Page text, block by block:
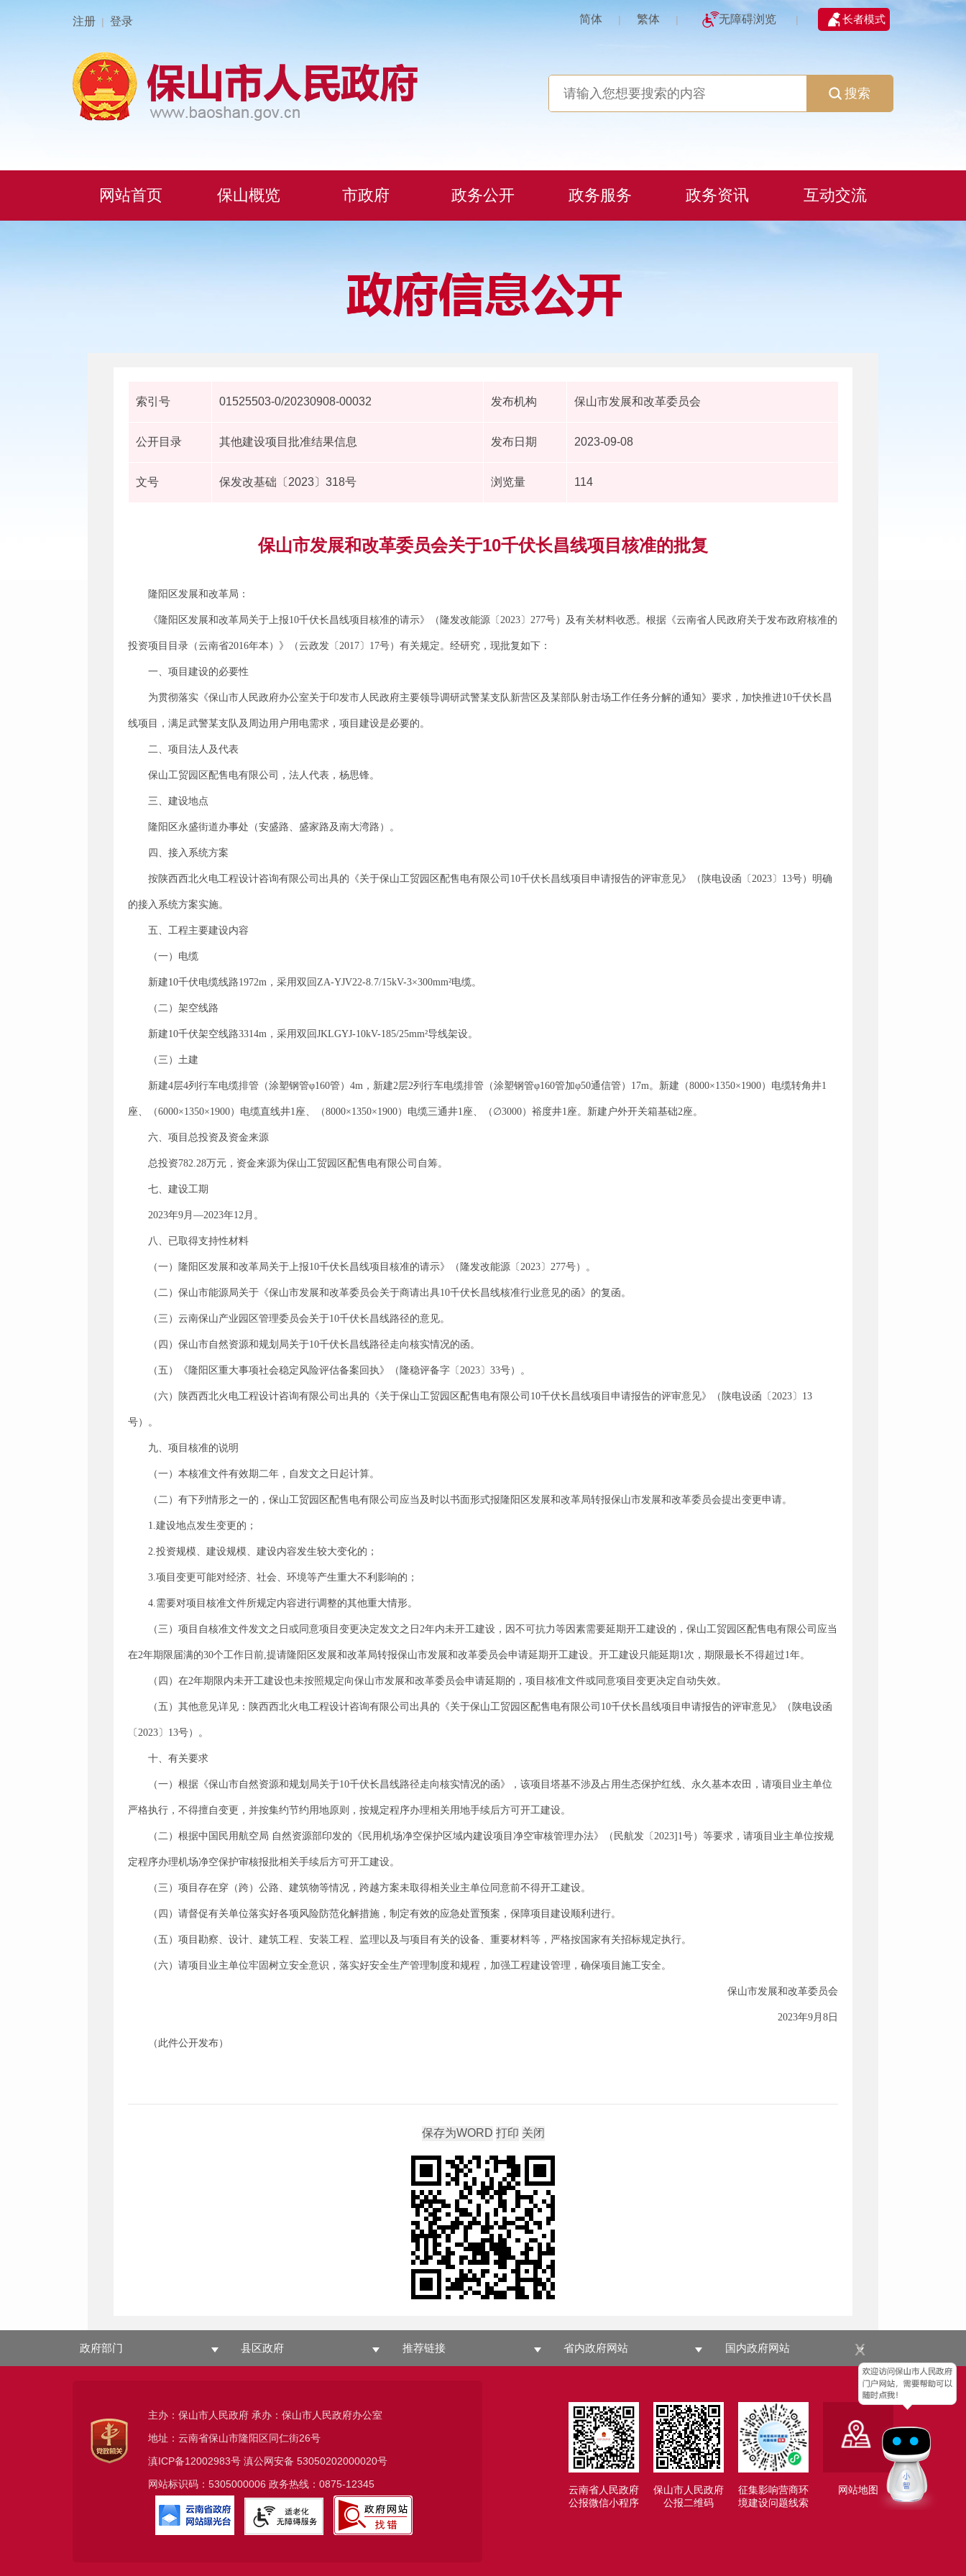
注册 | 登录 简体 | 繁体 | 无障碍浏览 | 长者模式
x
搜索
网站首页 保山概览 市政府 政务公开 政务服务 政务资讯 互动交流
索引号 01525503-0/20230908-00032 发布机构 保山市发展和改革委员会
公开目录 其他建设项目批准结果信息 发布日期 2023-09-08
文号 保发改基础〔2023〕318号 浏览量 114
保山市发展和改革委员会关于10千伏长昌线项目核准的批复
隆阳区发展和改革局：
《隆阳区发展和改革局关于上报10千伏长昌线项目核准的请示》（隆发改能源〔2023〕277号）及有关材料收悉。根据《云南省人民政府关于发布政府核准的
投资项目目录（云南省2016年本）》（云政发〔2017〕17号）有关规定。经研究，现批复如下：
一、项目建设的必要性
为贯彻落实《保山市人民政府办公室关于印发市人民政府主要领导调研武警某支队新营区及某部队射击场工作任务分解的通知》要求，加快推进10千伏长昌
线项目，满足武警某支队及周边用户用电需求，项目建设是必要的。
二、项目法人及代表
保山工贸园区配售电有限公司，法人代表，杨思锋。
三、建设地点
隆阳区永盛街道办事处（安盛路、盛家路及南大湾路）。
四、接入系统方案
按陕西西北火电工程设计咨询有限公司出具的《关于保山工贸园区配售电有限公司10千伏长昌线项目申请报告的评审意见》（陕电设函〔2023〕13号）明确
的接入系统方案实施。
五、工程主要建设内容
（一）电缆
新建10千伏电缆线路1972m，采用双回ZA-YJV22-8.7/15kV-3×300mm²电缆。
（二）架空线路
新建10千伏架空线路3314m，采用双回JKLGYJ-10kV-185/25mm²导线架设。
（三）土建
新建4层4列行车电缆排管（涂塑钢管φ160管）4m，新建2层2列行车电缆排管（涂塑钢管φ160管加φ50通信管）17m。新建（8000×1350×1900）电缆转角井1
座、（6000×1350×1900）电缆直线井1座、（8000×1350×1900）电缆三通井1座、（∅3000）裕度井1座。新建户外开关箱基础2座。
六、项目总投资及资金来源
总投资782.28万元，资金来源为保山工贸园区配售电有限公司自筹。
七、建设工期
2023年9月—2023年12月。
八、已取得支持性材料
（一）隆阳区发展和改革局关于上报10千伏长昌线项目核准的请示》（隆发改能源〔2023〕277号）。
（二）保山市能源局关于《保山市发展和改革委员会关于商请出具10千伏长昌线核准行业意见的函》的复函。
（三）云南保山产业园区管理委员会关于10千伏长昌线路径的意见。
（四）保山市自然资源和规划局关于10千伏长昌线路径走向核实情况的函。
（五）《隆阳区重大事项社会稳定风险评估备案回执》（隆稳评备字〔2023〕33号）。
（六）陕西西北火电工程设计咨询有限公司出具的《关于保山工贸园区配售电有限公司10千伏长昌线项目申请报告的评审意见》（陕电设函〔2023〕13
号）。
九、项目核准的说明
（一）本核准文件有效期二年，自发文之日起计算。
（二）有下列情形之一的，保山工贸园区配售电有限公司应当及时以书面形式报隆阳区发展和改革局转报保山市发展和改革委员会提出变更申请。
1.建设地点发生变更的；
2.投资规模、建设规模、建设内容发生较大变化的；
3.项目变更可能对经济、社会、环境等产生重大不利影响的；
4.需要对项目核准文件所规定内容进行调整的其他重大情形。
（三）项目自核准文件发文之日或同意项目变更决定发文之日2年内未开工建设，因不可抗力等因素需要延期开工建设的，保山工贸园区配售电有限公司应当
在2年期限届满的30个工作日前,提请隆阳区发展和改革局转报保山市发展和改革委员会申请延期开工建设。开工建设只能延期1次，期限最长不得超过1年。
（四）在2年期限内未开工建设也未按照规定向保山市发展和改革委员会申请延期的，项目核准文件或同意项目变更决定自动失效。
（五）其他意见详见：陕西西北火电工程设计咨询有限公司出具的《关于保山工贸园区配售电有限公司10千伏长昌线项目申请报告的评审意见》（陕电设函
〔2023〕13号）。
十、有关要求
（一）根据《保山市自然资源和规划局关于10千伏长昌线路径走向核实情况的函》，该项目塔基不涉及占用生态保护红线、永久基本农田，请项目业主单位
严格执行，不得擅自变更，并按集约节约用地原则，按规定程序办理相关用地手续后方可开工建设。
（二）根据中国民用航空局 自然资源部印发的《民用机场净空保护区域内建设项目净空审核管理办法》（民航发〔2023]1号）等要求，请项目业主单位按规
定程序办理机场净空保护审核报批相关手续后方可开工建设。
（三）项目存在穿（跨）公路、建筑物等情况，跨越方案未取得相关业主单位同意前不得开工建设。
（四）请督促有关单位落实好各项风险防范化解措施，制定有效的应急处置预案，保障项目建设顺利进行。
（五）项目勘察、设计、建筑工程、安装工程、监理以及与项目有关的设备、重要材料等，严格按国家有关招标规定执行。
（六）请项目业主单位牢固树立安全意识，落实好安全生产管理制度和规程，加强工程建设管理，确保项目施工安全。
保山市发展和改革委员会
2023年9月8日
（此件公开发布）
政府部门 县区政府 推荐链接 省内政府网站 国内政府网站
云南省人民政府
公报微信小程序
保山市人民政府
公报二维码
征集影响营商环
境建设问题线索
网站地图
主办：保山市人民政府 承办：保山市人民政府办公室
地址：云南省保山市隆阳区同仁街26号
滇ICP备12002983号滇公网安备 53050202000020号
网站标识码：5305000006 政务热线：0875-12345